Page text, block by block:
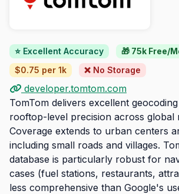
⭐ Excellent Accuracy
🎁 75k Free/
$0.75 per 1k
❌ No Storage
developer.tomtom.com
TomTom delivers excellent
rooftop-level precision across global
Coverage extends to urban centers
including small roads and villages.
database is particularly robust for
cases (fuel stations, restaurants,
less comprehensive than Google's